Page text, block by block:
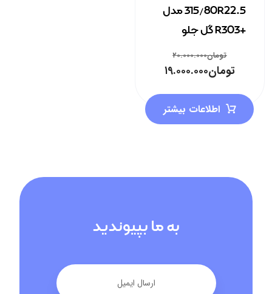
315/80R22.5 مدل
+R303 گل جلو
تومان۲۰.۰۰۰.۰۰۰
تومان۱۹.۰۰۰.۰۰۰
اطلاعات بیشتر
به ما بپیوندید